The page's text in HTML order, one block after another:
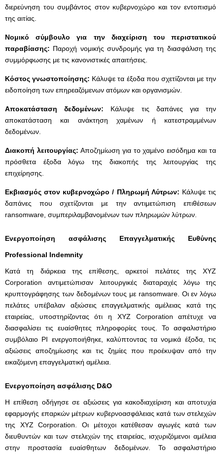
διερεύνηση του συμβάντος στον κυβερνοχώρο και τον εντοπισμό
της αιτίας.
Νομικό σύμβουλο για την διαχείριση του περιστατικού
παραβίασης: Παροχή νομικής συνδρομής για τη διασφάλιση της
συμμόρφωσης με τις κανονιστικές απαιτήσεις.
Κόστος γνωστοποίησης: Κάλυψε τα έξοδα που σχετίζονται με την
ειδοποίηση των επηρεαζόμενων ατόμων και οργανισμών.
Αποκατάσταση δεδομένων: Κάλυψε τις δαπάνες για την
αποκατάσταση και ανάκτηση χαμένων ή κατεστραμμένων
δεδομένων.
Διακοπή λειτουργίας: Αποζημίωση για το χαμένο εισόδημα και τα
πρόσθετα έξοδα λόγω της διακοπής της λειτουργίας της
επιχείρησης.
Εκβιασμός στον κυβερνοχώρο / Πληρωμή Λύτρων: Κάλυψε τις
δαπάνες που σχετίζονται με την αντιμετώπιση επιθέσεων
ransomware, συμπεριλαμβανομένων των πληρωμών λύτρων.
Ενεργοποίηση ασφάλισης Επαγγελματικής Ευθύνης
Professional Indemnity
Κατά τη διάρκεια της επίθεσης, αρκετοί πελάτες της XYZ
Corporation αντιμετώπισαν λειτουργικές διαταραχές λόγω της
κρυπτογράφησης των δεδομένων τους με ransomware. Οι εν λόγω
πελάτες υπέβαλαν αξιώσεις επαγγελματικής αμέλειας κατά της
εταιρείας, υποστηρίζοντας ότι η XYZ Corporation απέτυχε να
διασφαλίσει τις ευαίσθητες πληροφορίες τους. Το ασφαλιστήριο
συμβόλαιο PI ενεργοποιήθηκε, καλύπτοντας τα νομικά έξοδα, τις
αξιώσεις αποζημίωσης και τις ζημίες που προέκυψαν από την
εικαζόμενη επαγγελματική αμέλεια.
Ενεργοποίηση ασφάλισης D&O
Η επίθεση οδήγησε σε αξιώσεις για κακοδιαχείριση και αποτυχία
εφαρμογής επαρκών μέτρων κυβερνοασφάλειας κατά των στελεχών
της XYZ Corporation. Οι μέτοχοι κατέθεσαν αγωγές κατά των
διευθυντών και των στελεχών της εταιρείας, ισχυριζόμενοι αμέλεια
στην προστασία ευαίσθητων δεδομένων. Το ασφαλιστήριο